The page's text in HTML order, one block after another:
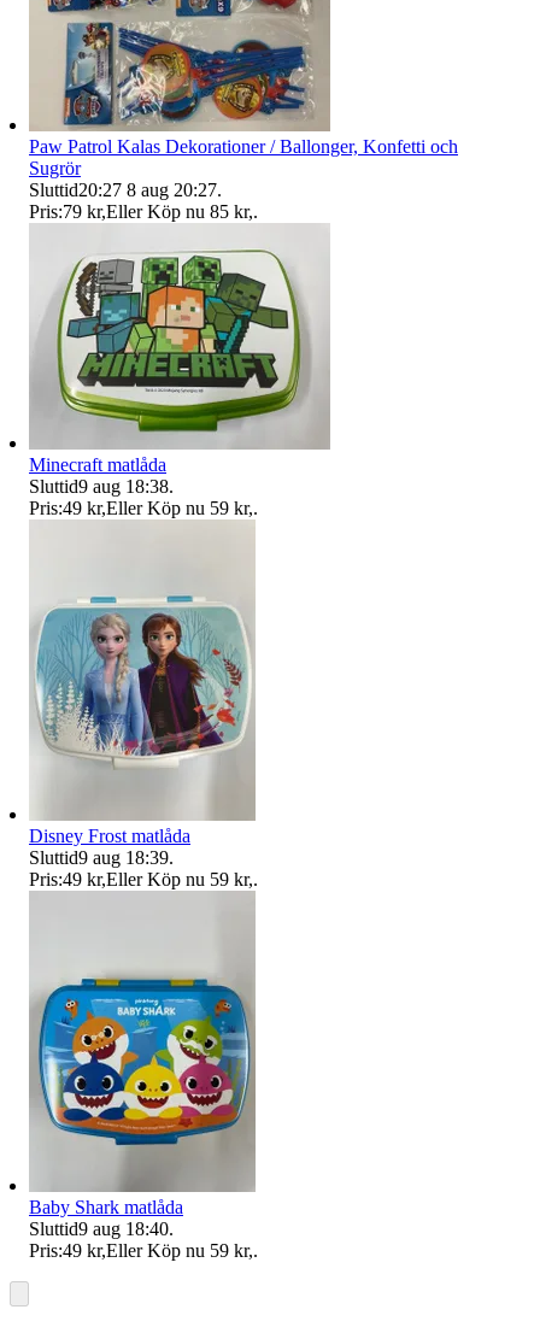
Paw Patrol Kalas Dekorationer / Ballonger, Konfetti och
Sugrör
Sluttid20:27 8 aug 20:27.
Pris:79 kr,Eller Köp nu 85 kr,.
Minecraft matlåda
Sluttid9 aug 18:38.
Pris:49 kr,Eller Köp nu 59 kr,.
Disney Frost matlåda
Sluttid9 aug 18:39.
Pris:49 kr,Eller Köp nu 59 kr,.
Baby Shark matlåda
Sluttid9 aug 18:40.
Pris:49 kr,Eller Köp nu 59 kr,.